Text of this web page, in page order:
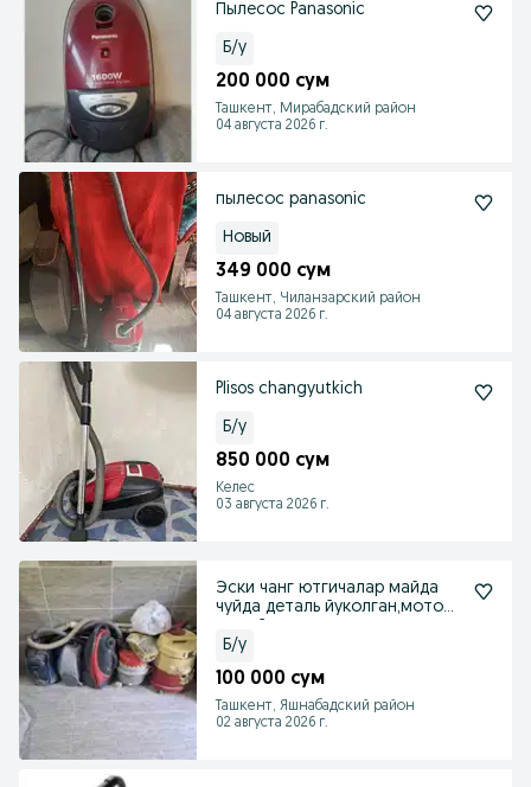
Пылесос Panasonic
Б/у
200 000 сум
Ташкент, Мирабадский район
04 августа 2026 г.
пылесос panasonic
Новый
349 000 сум
Ташкент, Чиланзарский район
04 августа 2026 г.
Plisos changyutkich
Б/у
850 000 сум
Келес
03 августа 2026 г.
Эски чанг ютгичалар майда
чуйда деталь йуколган,мотор
Б/у
100 000 сум
Ташкент, Яшнабадский район
02 августа 2026 г.